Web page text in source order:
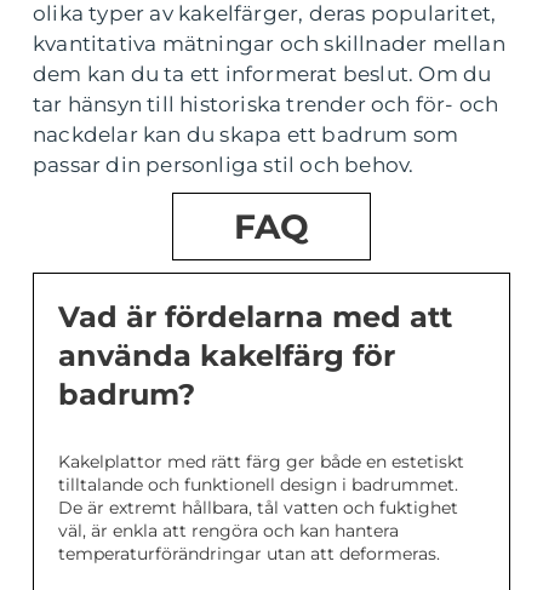
olika typer av kakelfärger, deras popularitet,
kvantitativa mätningar och skillnader mellan
dem kan du ta ett informerat beslut. Om du
tar hänsyn till historiska trender och för- och
nackdelar kan du skapa ett badrum som
passar din personliga stil och behov.
FAQ
Vad är fördelarna med att
använda kakelfärg för
badrum?
Kakelplattor med rätt färg ger både en estetiskt
tilltalande och funktionell design i badrummet.
De är extremt hållbara, tål vatten och fuktighet
väl, är enkla att rengöra och kan hantera
temperaturförändringar utan att deformeras.